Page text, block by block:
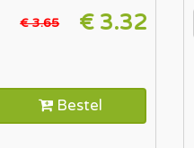
€ 3.65 € 3.32
Bestel